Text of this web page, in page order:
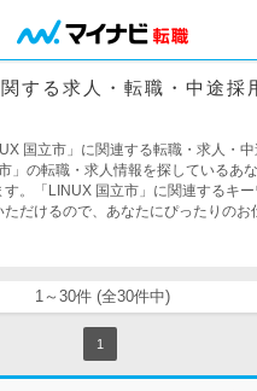
する求人・転職・中途採
国立市」に関連する転職・求人・
」の転職・求人情報を探しているあ
。「LINUX 国立市」に関連するキ
だけるので、あなたにぴったりのお
1～30件 (全30件中)
1